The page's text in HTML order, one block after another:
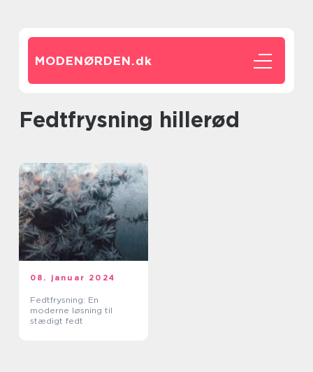
MODENØRDEN.dk
fedtfrysning hillerød
08. januar 2024
Fedtfrysning: En
moderne løsning til
stædigt fedt